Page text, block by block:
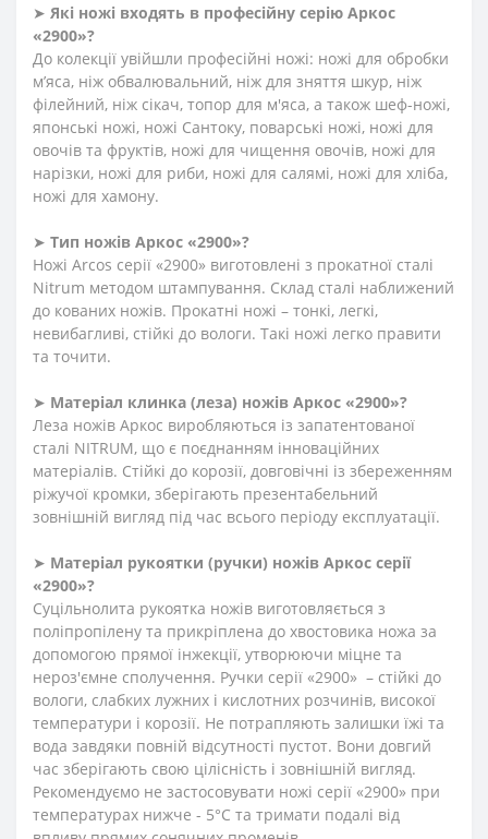
➤ Які ножі входять в професійну серію Аркос
«2900»?
До колекції увійшли професійні ножі: ножі для обробки
м’яса, ніж обвалювальний, ніж для зняття шкур, ніж
філейний, ніж сікач, топор для м'яса, а також шеф-ножі,
японські ножі, ножі Сантоку, поварські ножі, ножі для
овочів та фруктів, ножі для чищення овочів, ножі для
нарізки, ножі для риби, ножі для салямі, ножі для хліба,
ножі для хамону.
➤ Тип ножів Аркос «2900»?
Ножі Arcos серії «2900» виготовлені з прокатної сталі
Nitrum методом штампування. Склад сталі наближений
до кованих ножів. Прокатні ножі – тонкі, легкі,
невибагливі, стійкі до вологи. Такі ножі легко правити
та точити.
➤ Матеріал клинка (леза) ножів Аркос «2900»?
Леза ножів Аркос виробляються із запатентованої
сталі NITRUM, що є поєднанням інноваційних
матеріалів. Стійкі до корозії, довговічні із збереженням
ріжучої кромки, зберігають презентабельний
зовнішній вигляд під час всього періоду експлуатації.
➤ Матеріал рукоятки (ручки) ножів Аркос серії
«2900»?
Суцільнолита рукоятка ножів виготовляється з
поліпропілену та прикріплена до хвостовика ножа за
допомогою прямої інжекції, утворюючи міцне та
нероз'ємне сполучення. Ручки серії «2900» – стійкі до
вологи, слабких лужних і кислотних розчинів, високої
температури і корозії. Не потрапляють залишки їжі та
вода завдяки повній відсутності пустот. Вони довгий
час зберігають свою цілісність і зовнішній вигляд.
Рекомендуємо не застосовувати ножі серії «2900» при
температурах нижче - 5°С та тримати подалі від